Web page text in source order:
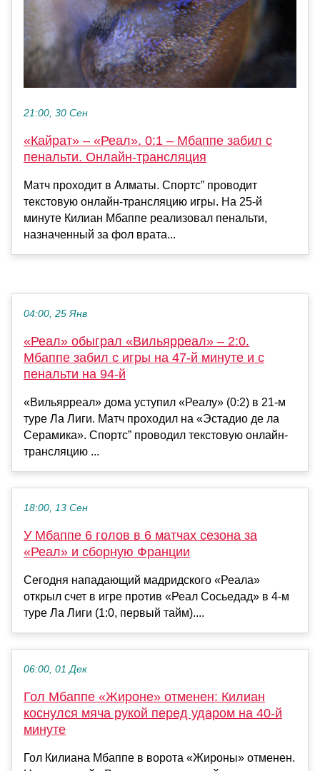
21:00, 30 Сен
«Кайрат» – «Реал». 0:1 – Мбаппе забил с
пенальти. Онлайн-трансляция
Матч проходит в Алматы. Спортс” проводит
текстовую онлайн-трансляцию игры. На 25-й
минуте Килиан Мбаппе реализовал пенальти,
назначенный за фол врата...
04:00, 25 Янв
«Реал» обыграл «Вильярреал» – 2:0.
Мбаппе забил с игры на 47-й минуте и с
пенальти на 94-й
«Вильярреал» дома уступил «Реалу» (0:2) в 21-м
туре Ла Лиги. Матч проходил на «Эстадио де ла
Серамика». Спортс” проводил текстовую онлайн-
трансляцию ...
18:00, 13 Сен
У Мбаппе 6 голов в 6 матчах сезона за
«Реал» и сборную Франции
Сегодня нападающий мадридского «Реала»
открыл счет в игре против «Реал Сосьедад» в 4-м
туре Ла Лиги (1:0, первый тайм)....
06:00, 01 Дек
Гол Мбаппе «Жироне» отменен: Килиан
коснулся мяча рукой перед ударом на 40-й
минуте
Гол Килиана Мбаппе в ворота «Жироны» отменен.